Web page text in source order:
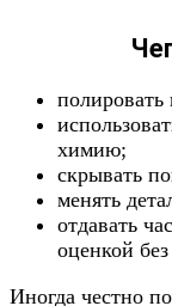
полировать
химию;
скрывать
менять
отдавать
оценкой
Иногда честно